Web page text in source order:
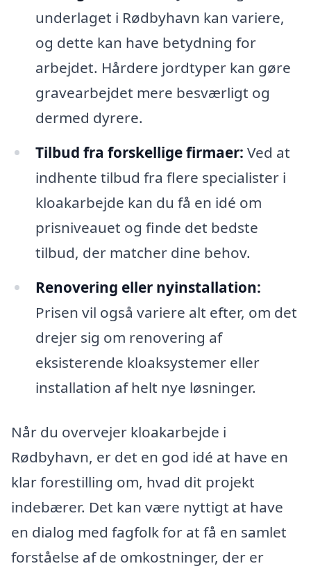
underlaget i Rødbyhavn kan variere,
og dette kan have betydning for
arbejdet. Hårdere jordtyper kan gøre
gravearbejdet mere besværligt og
dermed dyrere.
Tilbud fra forskellige firmaer: Ved at
indhente tilbud fra flere specialister i
kloakarbejde kan du få en idé om
prisniveauet og finde det bedste
tilbud, der matcher dine behov.
Renovering eller nyinstallation:
Prisen vil også variere alt efter, om det
drejer sig om renovering af
eksisterende kloaksystemer eller
installation af helt nye løsninger.
Når du overvejer kloakarbejde i
Rødbyhavn, er det en god idé at have en
klar forestilling om, hvad dit projekt
indebærer. Det kan være nyttigt at have
en dialog med fagfolk for at få en samlet
forståelse af de omkostninger, der er